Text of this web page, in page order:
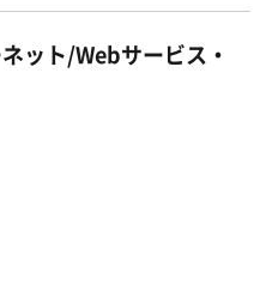
ット/Webサービス・